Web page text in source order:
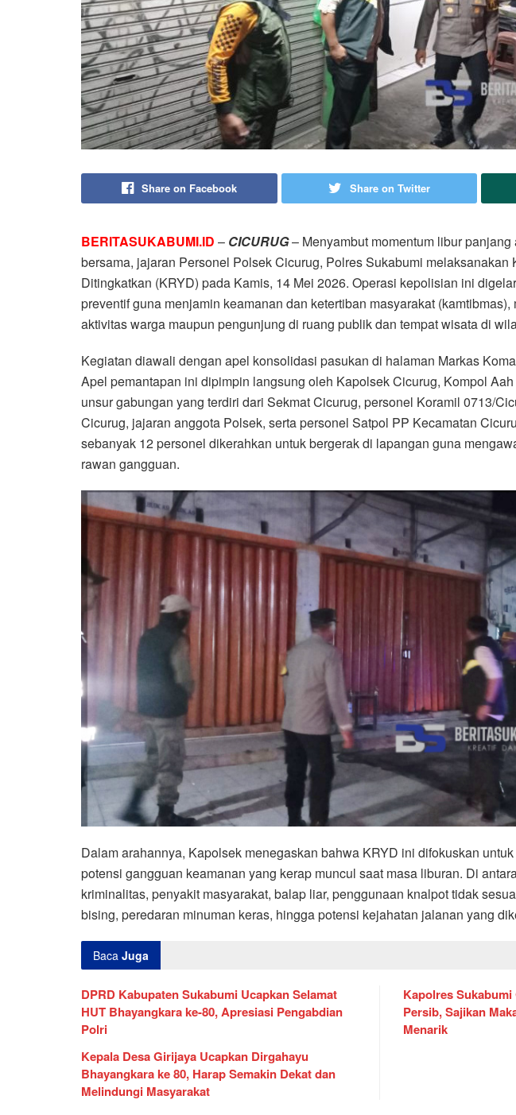
Share on Facebook Share on Twitter
BERITASUKABUMI.ID – CICURUG– Menyambut momentum libur panjang
bersama, jajaran Personel Polsek Cicurug, Polres Sukabumi melaksanakan
Ditingkatkan (KRYD) pada Kamis, 14 Mei 2026. Operasi kepolisian ini
preventif guna menjamin keamanan dan ketertiban masyarakat
aktivitas warga maupun pengunjung di ruang publik dan tempat wisata di
Kegiatan diawali dengan apel konsolidasi pasukan di halaman Markas
Apel pemantapan ini dipimpin langsung oleh Kapolsek Cicurug, Kompol
unsur gabungan yang terdiri dari Sekmat Cicurug, personel Koramil 0713/
Cicurug, jajaran anggota Polsek, serta personel Satpol PP Kecamatan
sebanyak 12 personel dikerahkan untuk bergerak di lapangan guna
rawan gangguan.
Dalam arahannya, Kapolsek menegaskan bahwa KRYD ini difokuskan
potensi gangguan keamanan yang kerap muncul saat masa liburan. Di
kriminalitas, penyakit masyarakat, balap liar, penggunaan knalpot tidak
bising, peredaran minuman keras, hingga potensi kejahatan jalanan yang
Baca Juga
DPRD Kabupaten Sukabumi Ucapkan Selamat
HUT Bhayangkara ke-80, Apresiasi Pengabdian
Polri
Kepala Desa Girijaya Ucapkan Dirgahayu
Bhayangkara ke 80, Harap Semakin Dekat dan
Melindungi Masyarakat
Kapolres
Persib, Sajikan
Menarik